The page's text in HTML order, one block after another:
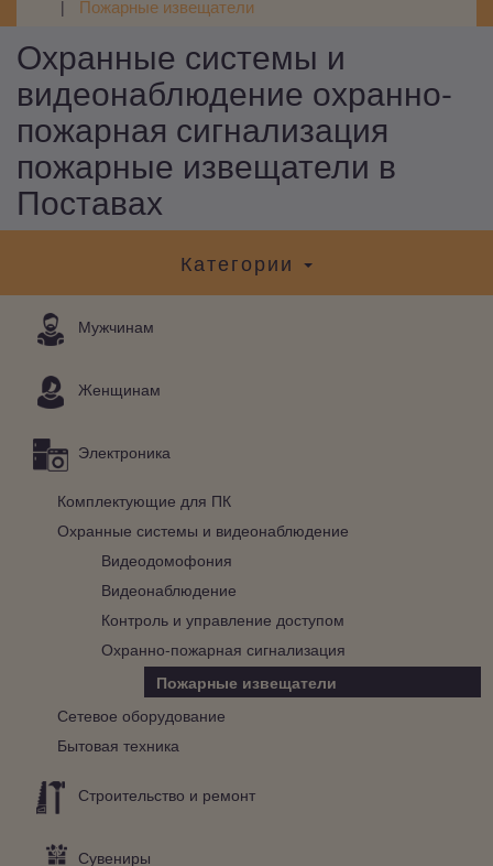
Пожарные извещатели
Охранные системы и
видеонаблюдение охранно-
пожарная сигнализация
пожарные извещатели в
Поставах
Категории
Мужчинам
Женщинам
Электроника
Комплектующие для ПК
Охранные системы и видеонаблюдение
Видеодомофония
Видеонаблюдение
Контроль и управление доступом
Охранно-пожарная сигнализация
Пожарные извещатели
Сетевое оборудование
Бытовая техника
Строительство и ремонт
Сувениры